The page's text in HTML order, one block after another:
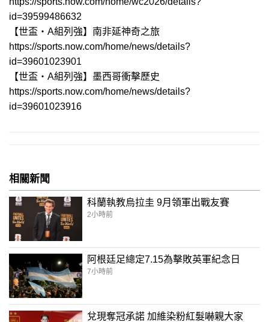
id=39599486632
【世盃‧A組列強】南非延神奇之旅
https://sports.now.com/home/news/details?
id=39601023901
【世盃‧A組列強】墨西哥衝擊歷史
https://sports.now.com/home/news/details?
id=39601023916
相關新聞
科蘭執教烏拉圭 9月領軍出戰友賽
2小時前
阿根廷足總定7.15為擊敗英軍紀念日
7小時前
兌現奪冠承諾 加維染粉紅髮嚇親大家